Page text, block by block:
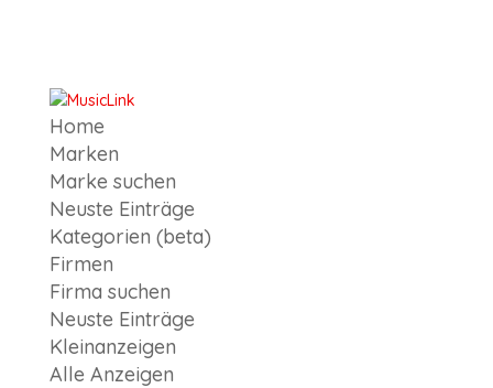
Home
Marken
Marke suchen
Neuste Einträge
Kategorien (beta)
Firmen
Firma suchen
Neuste Einträge
Kleinanzeigen
Alle Anzeigen